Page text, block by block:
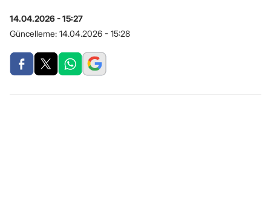
14.04.2026 - 15:27
Güncelleme: 14.04.2026 - 15:28